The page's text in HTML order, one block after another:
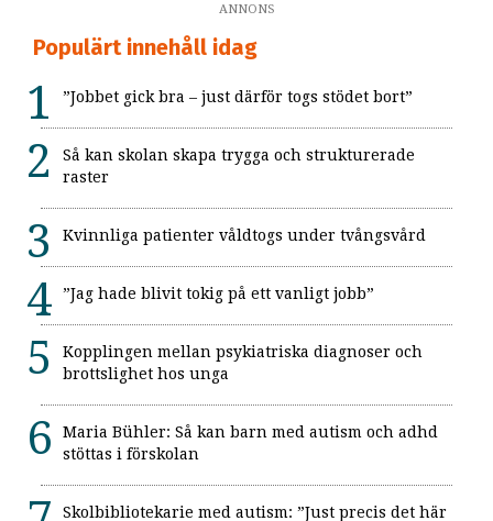
ANNONS
Populärt innehåll idag
”Jobbet gick bra – just därför togs stödet bort”
Så kan skolan skapa trygga och strukturerade
raster
Kvinnliga patienter våldtogs under tvångsvård
”Jag hade blivit tokig på ett vanligt jobb”
Kopplingen mellan psykiatriska diagnoser och
brottslighet hos unga
Maria Bühler: Så kan barn med autism och adhd
stöttas i förskolan
Skolbibliotekarie med autism: ”Just precis det här